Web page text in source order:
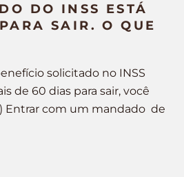
DO INSS ESTÁ
SAIR. O QUE
solicitado no INSS
de 60 dias para sair, você
Entrar com um mandado de